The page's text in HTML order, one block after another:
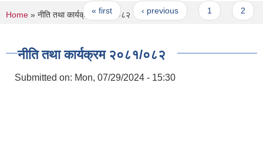
Pages
« first ‹ previous
You are here
Home » नीति तथा कार्यक्रम २०८१/०८२
नीति तथा कार्यक्रम २०८१/०८२
Submitted on: Mon, 07/29/2024 - 15:30